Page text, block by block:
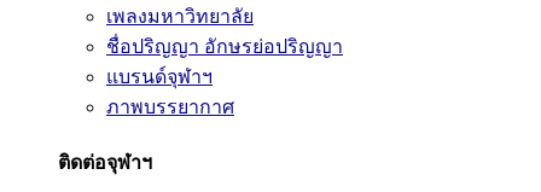
เพลงมหาวิทยาลัย
ชื่อปริญญา อักษรย่อปริญญา
แบรนด์จุฬาฯ
ภาพบรรยากาศ
ติดต่อจุฬาฯ